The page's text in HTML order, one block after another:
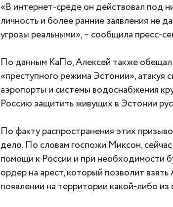
«В интернет-среде он действовал под
личность и более ранние заявления не
угрозы реальными», – сообщила пресс-
По данным КаПо, Алексей также обещал
«преступного режима Эстонии», атакуя
аэропорты и системы водоснабжения
Россию защитить живущих в Эстонии
По факту распространения этих
дело. По словам госпожи Миксон,
помощи к России и при необходимости
ордер на арест, который позволит
появлении на территории какой-либо из